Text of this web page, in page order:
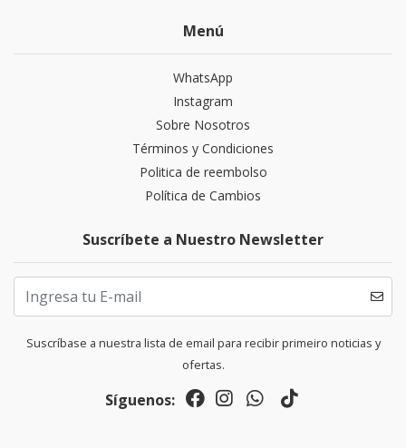
Menú
WhatsApp
Instagram
Sobre Nosotros
Términos y Condiciones
Politica de reembolso
Política de Cambios
Suscríbete a Nuestro Newsletter
Suscríbase a nuestra lista de email para recibir primeiro noticias y
ofertas.
Síguenos: